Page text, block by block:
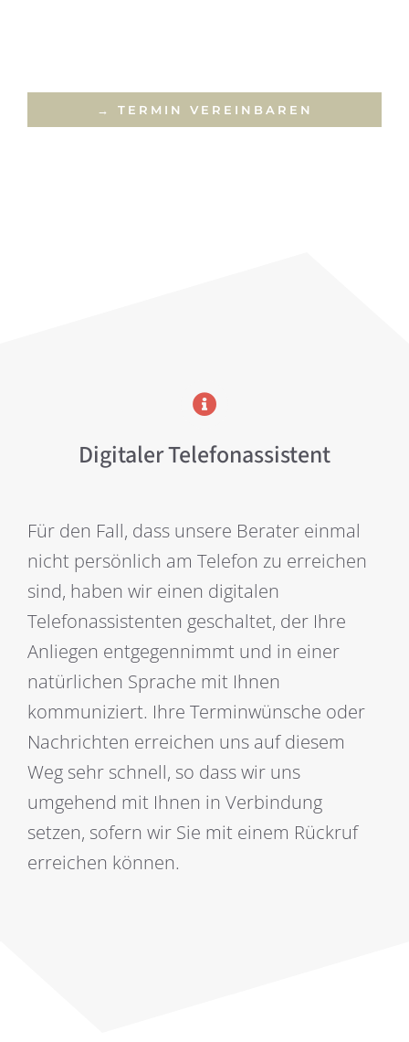
→ TERMIN VEREINBAREN
Digitaler Telefonassistent
Für den Fall, dass unsere Berater einmal
nicht persönlich am Telefon zu erreichen
sind, haben wir einen digitalen
Telefonassistenten geschaltet, der Ihre
Anliegen entgegennimmt und in einer
natürlichen Sprache mit Ihnen
kommuniziert. Ihre Terminwünsche oder
Nachrichten erreichen uns auf diesem
Weg sehr schnell, so dass wir uns
umgehend mit Ihnen in Verbindung
setzen, sofern wir Sie mit einem Rückruf
erreichen können.